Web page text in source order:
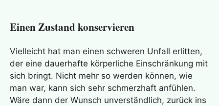
Einen Zustand konservieren
Vielleicht hat man einen schweren Unfall erlitten,
der eine dauerhafte körperliche Einschränkung mit
sich bringt. Nicht mehr so werden können, wie
man war, kann sich sehr schmerzhaft anfühlen.
Wäre dann der Wunsch unverständlich, zurück ins